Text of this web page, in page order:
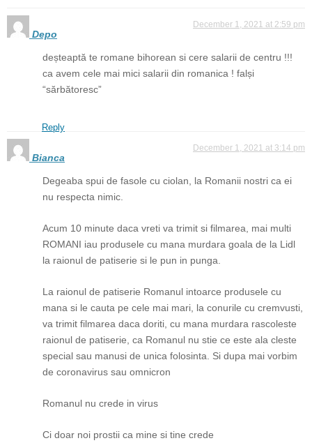
Depo
December 1, 2021 at 2:59 pm
deșteaptă te romane bihorean si cere salarii de centru !!!
ca avem cele mai mici salarii din romanica ! falși
“sărbătoresc”
Reply
Bianca
December 1, 2021 at 3:14 pm
Degeaba spui de fasole cu ciolan, la Romanii nostri ca ei
nu respecta nimic.
Acum 10 minute daca vreti va trimit si filmarea, mai multi
ROMANI iau produsele cu mana murdara goala de la Lidl
la raionul de patiserie si le pun in punga.
La raionul de patiserie Romanul intoarce produsele cu
mana si le cauta pe cele mai mari, la conurile cu cremvusti,
va trimit filmarea daca doriti, cu mana murdara rascoleste
raionul de patiserie, ca Romanul nu stie ce este ala cleste
special sau manusi de unica folosinta. Si dupa mai vorbim
de coronavirus sau omnicron
Romanul nu crede in virus
Ci doar noi prostii ca mine si tine crede